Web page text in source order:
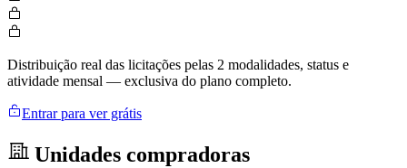
Distribuição real das licitações pelas 2 modalidades, status e
atividade mensal — exclusiva do plano completo.
Entrar para ver grátis
Unidades compradoras